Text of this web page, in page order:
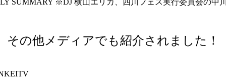
その他メディアでも紹介されました！